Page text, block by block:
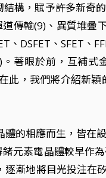
構，賦予許多新奇
傳輸(9)、異質堆
DSFET、SFET
著眼於前，互補
此，我們將介紹新
的相應而生，皆
元素電晶體較早作
漸地將目光投注